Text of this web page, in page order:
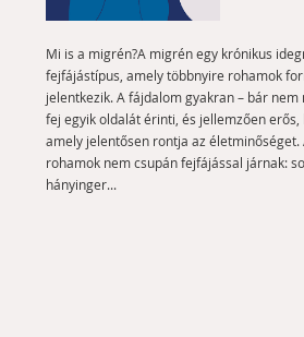
Mi is a migrén?A migrén egy krónikus
fejfájástípus, amely többnyire rohamok
jelentkezik. A fájdalom gyakran – bár nem
fej egyik oldalát érinti, és jellemzően erős,
amely jelentősen rontja az életminőséget.
rohamok nem csupán fejfájással járnak:
hányinger...